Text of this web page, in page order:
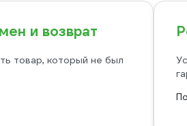
и возврат
товар, который не был